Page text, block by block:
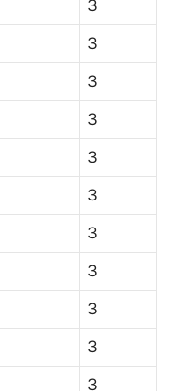
3
3
3
3
3
3
3
3
3
3
3